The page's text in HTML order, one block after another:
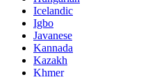
Icelandic
Igbo
Javanese
Kannada
Kazakh
Khmer